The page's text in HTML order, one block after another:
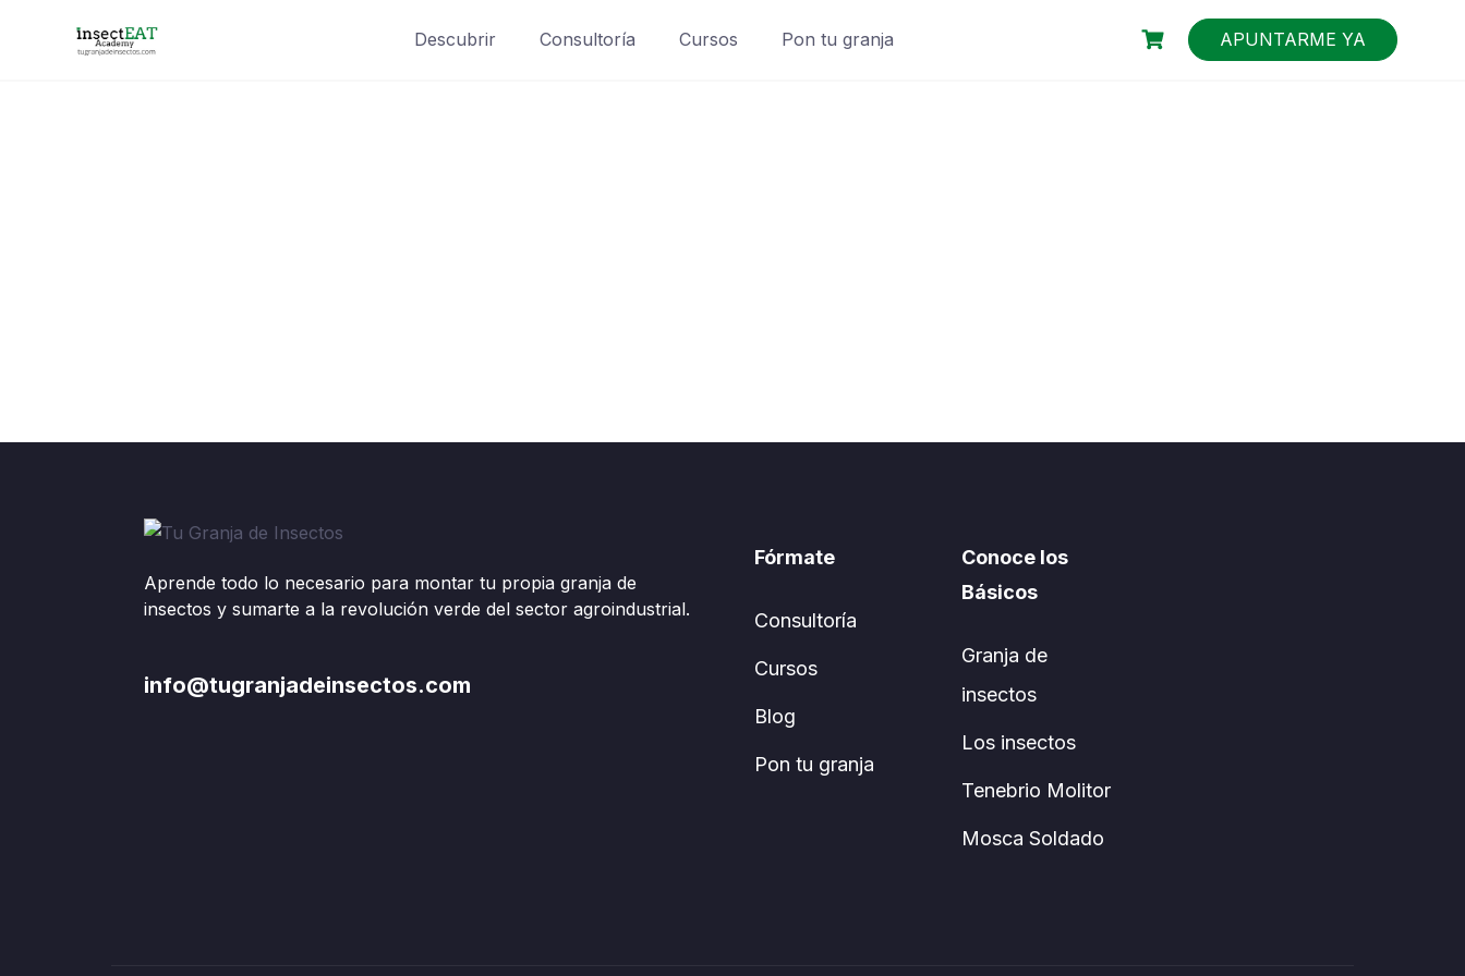
Descubrir Consultoría Cursos Pon tu granja APUNTARME YA
Aprende todo lo necesario para montar tu propia granja de
insectos y sumarte a la revolución verde del sector agroindustrial.
info@tugranjadeinsectos.com
Fórmate
Consultoría
Cursos
Blog
Pon tu granja
Conoce los
Básicos
Granja de
insectos
Los insectos
Tenebrio Molitor
Mosca Soldado